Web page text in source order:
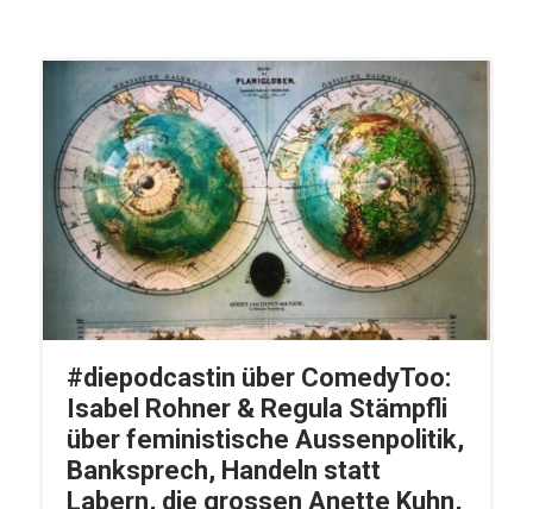
#diepodcastin über ComedyToo:
Isabel Rohner & Regula Stämpfli
über feministische Aussenpolitik,
Banksprech, Handeln statt
Labern, die grossen Anette Kuhn,